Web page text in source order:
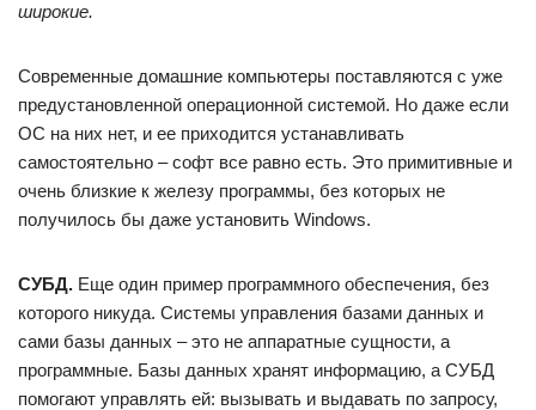
широкие.
Современные домашние компьютеры поставляются с уже
предустановленной операционной системой. Но даже если
ОС на них нет, и ее приходится устанавливать
самостоятельно – софт все равно есть. Это примитивные и
очень близкие к железу программы, без которых не
получилось бы даже установить Windows.
СУБД. Еще один пример программного обеспечения, без
которого никуда. Системы управления базами данных и
сами базы данных – это не аппаратные сущности, а
программные. Базы данных хранят информацию, а СУБД
помогают управлять ей: вызывать и выдавать по запросу,